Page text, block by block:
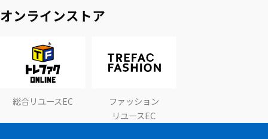
オンラインストア
総合リユースEC
ファッション
リユースEC